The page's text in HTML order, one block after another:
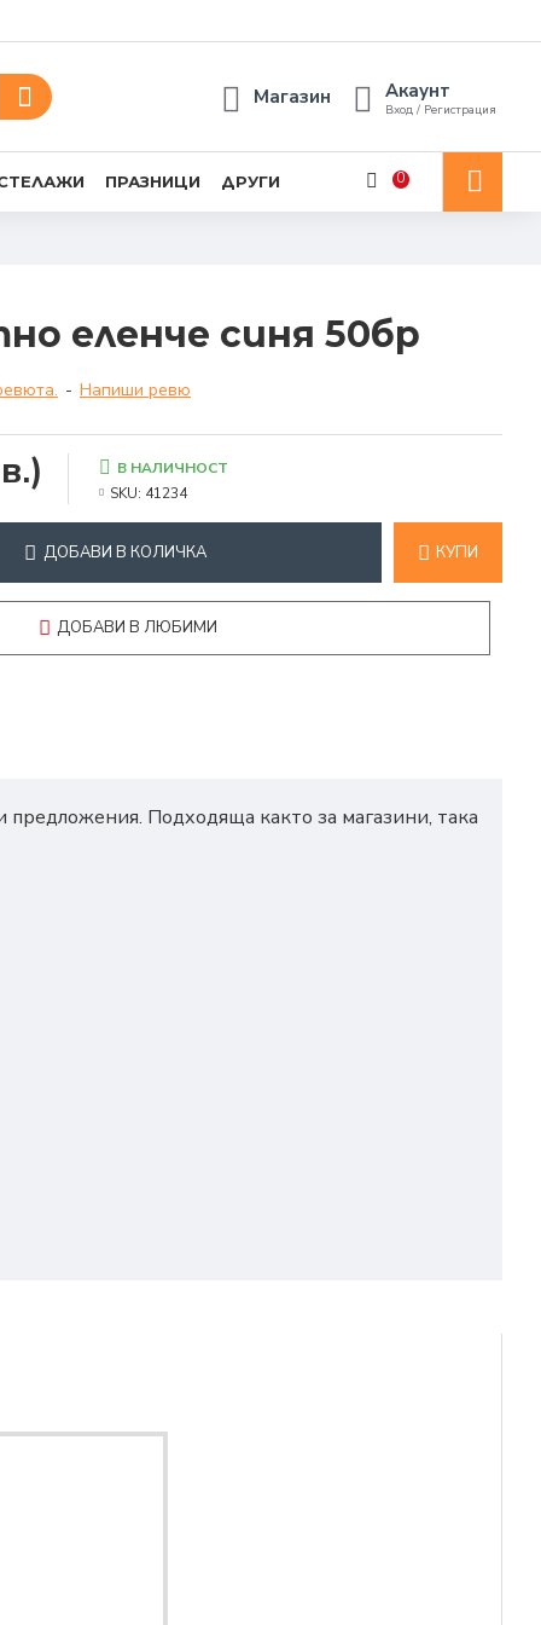
Магазин Акаунт
Вход / Регистрация
ПРАЗНИЦИ ДРУГИ 0
еленче синя 50бр
- Напиши ревю
В НАЛИЧНОСТ
SKU: 41234
ДОБАВИ В КОЛИЧКА КУПИ
ДОБАВИ В ЛЮБИМИ
предложения. Подходяща както за магазини, така